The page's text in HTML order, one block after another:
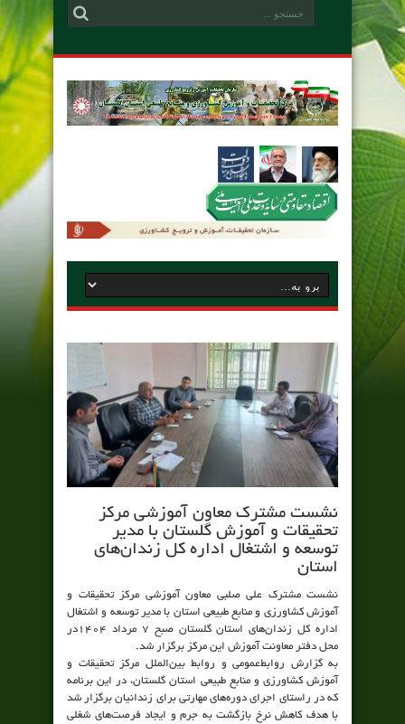
نشست مشترک معاون آموزشی مرکز
تحقیقات و آموزش گلستان با مدیر
توسعه و اشتغال اداره کل زندان‌های
استان
نشست مشترک علی صلبی معاون آموزشی مرکز تحقیقات و
آموزش کشاورزی و منابع طبیعی استان با مدیر توسعه و اشتغال
اداره کل زندان‌های استان گلستان صبح 7 مرداد 1404در
محل دفتر معاونت آموزش این مرکز برگزار شد.
به گزارش روابط‌عمومی و روابط بین‌الملل مرکز تحقیقات و
آموزش کشاورزی و منابع طبیعی استان گلستان، در این برنامه
که در راستای اجرای دوره‌های مهارتی برای زندانیان برگزار شد
با هدف کاهش نرخ بازگشت به جرم و ایجاد فرصت‌های شغلی